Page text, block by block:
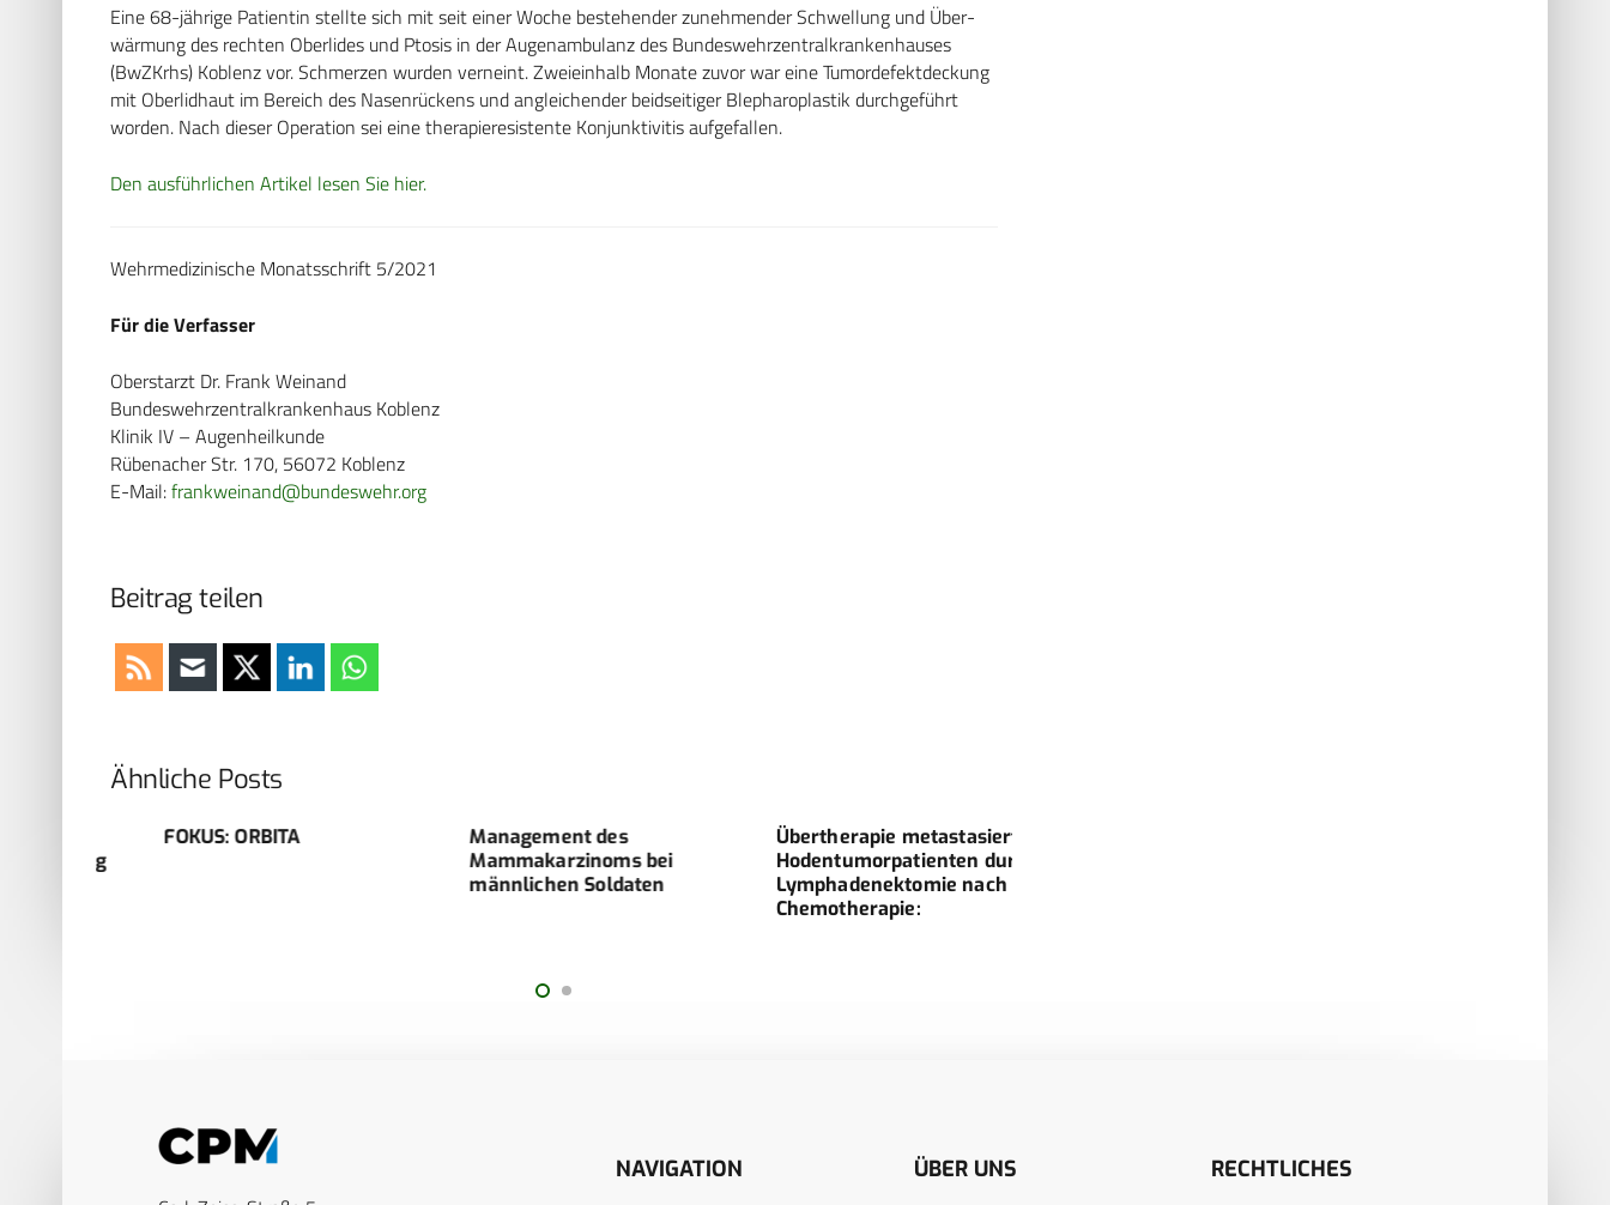
Eine 68-jährige Patientin stellte sich mit seit einer Woche bestehender zunehmender Schwellung und Über­
wärmung des rechten Oberlides und Ptosis in der ­Augenambulanz des Bundeswehrzentralkrankenhauses
(BwZKrhs) Koblenz vor. Schmerzen wurden verneint. Zweieinhalb Monate zuvor war eine Tumordefektdeckung
mit Oberlidhaut im Bereich des Nasenrückens und angleichender beidseitiger Blepharoplastik durchgeführt
worden. Nach dieser Operation sei eine therapieresistente Konjunktivitis aufgefallen.
Den ausführlichen Artikel lesen Sie hier.
Wehrmedizinische Monatsschrift 5/2021
Für die Verfasser
Oberstarzt Dr. Frank Weinand
Bundeswehrzentralkrankenhaus Koblenz
Klinik IV – Augenheilkunde
Rübenacher Str. 170, 56072 Koblenz
E-Mail:frankweinand@bundeswehr.org
Beitrag teilen
Ähnliche Posts
FOKUS: ORBITA
Management des
Mammakarzinoms bei
männlichen Soldaten
Übertherapie metastasierter
Hodentumorpatienten durch
Lymphadenektomie nach
Chemotherapie:
NAVIGATION ÜBER UNS RECHTLICHES